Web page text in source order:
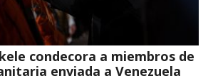
condecora a miembros de
enviada a Venezuela